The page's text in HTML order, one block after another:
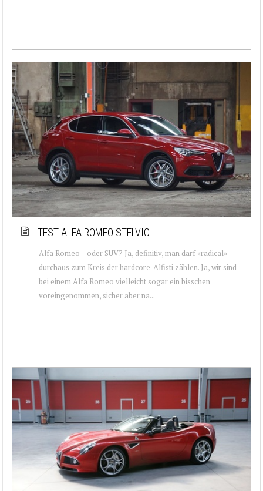
TEST ALFA ROMEO STELVIO
Alfa Romeo – oder SUV? Ja, definitiv, man darf «radical»
durchaus zum Kreis der hardcore-Alfisti zählen. Ja, wir sind
bei einem Alfa Romeo vielleicht sogar ein bisschen
voreingenommen, sicher aber na...